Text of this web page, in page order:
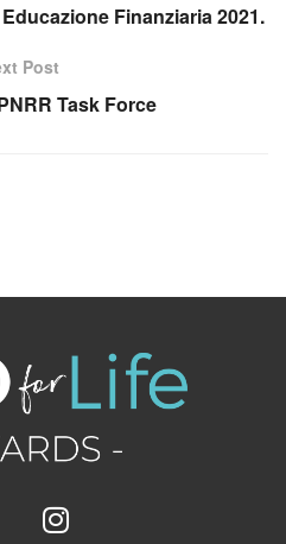
Finanziaria 2021.
Post
Task Force